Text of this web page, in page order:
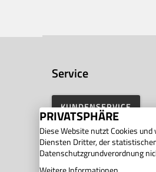
Service
KUNDENSERVICE
PRIVATSPHÄRE
Diese Website nutzt Cookies
Diensten Dritter, der
Datenschutzgrundverordnung